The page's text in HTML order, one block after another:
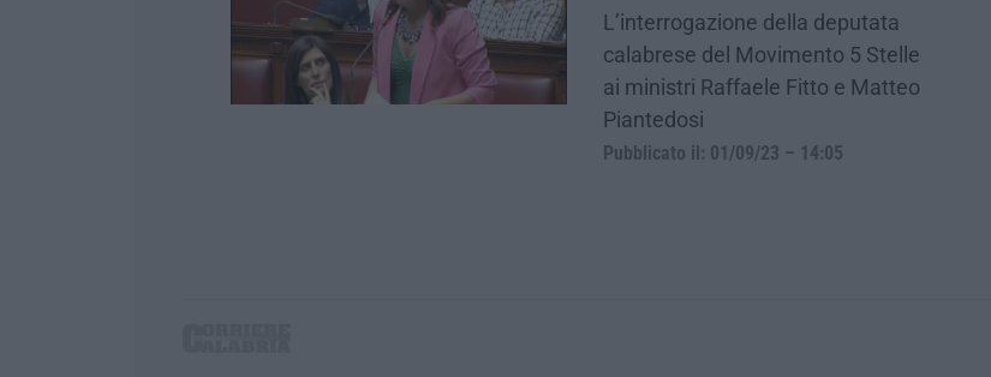
L’interrogazione della deputata
calabrese del Movimento 5 Stelle
ai ministri Raffaele Fitto e Matteo
Piantedosi
Pubblicato il: 01/09/23 – 14:05